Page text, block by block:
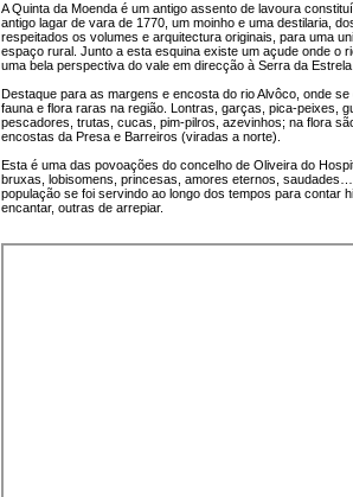
A Quinta da Moenda é um antigo assento de lavoura
antigo lagar de vara de 1770, um moinho e uma destilaria,
respeitados os volumes e arquitectura originais, para uma
espaço rural. Junto a esta esquina existe um açude onde o
uma bela perspectiva do vale em direcção à Serra da Estrela.
Destaque para as margens e encosta do rio Alvôco, onde
fauna e flora raras na região. Lontras, garças, pica-peixes,
pescadores, trutas, cucas, pim-pilros, azevinhos; na flora
encostas da Presa e Barreiros (viradas a norte).
Esta é uma das povoações do concelho de Oliveira do
bruxas, lobisomens, princesas, amores eternos,
população se foi servindo ao longo dos tempos para contar
encantar, outras de arrepiar.